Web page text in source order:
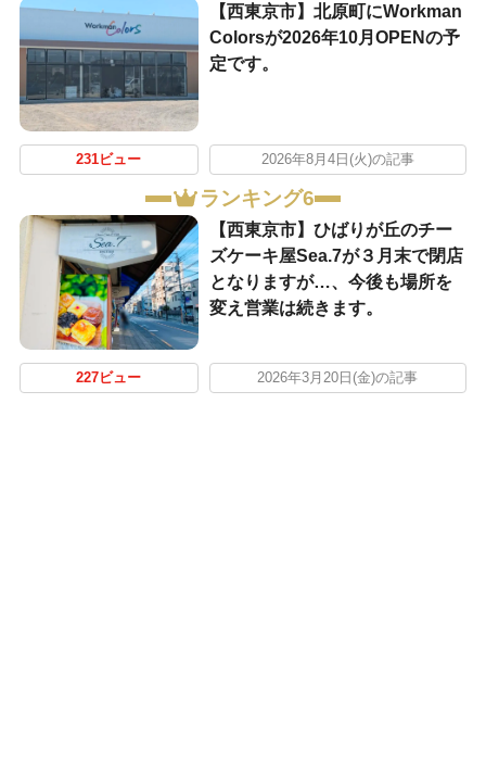
【西東京市】北原町にWorkman
Colorsが2026年10月OPENの予
定です。
231ビュー 2026年8月4日(火)の記事
ランキング6
【西東京市】ひばりが丘のチー
ズケーキ屋Sea.7が３月末で閉店
となりますが…、今後も場所を
変え営業は続きます。
227ビュー 2026年3月20日(金)の記事